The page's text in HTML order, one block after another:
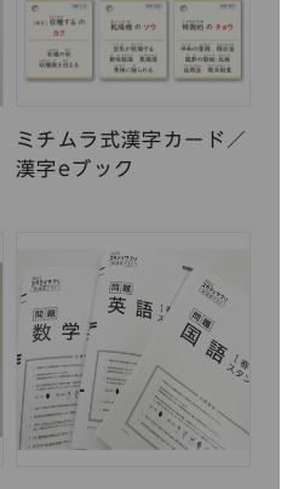
ミチムラ式漢字カード／
漢字eブック